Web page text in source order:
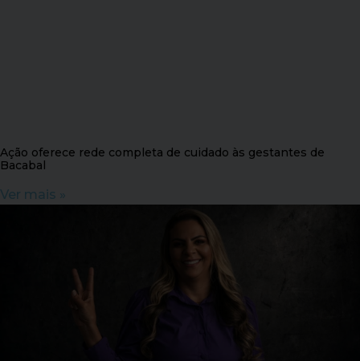
Ação oferece rede completa de cuidado às gestantes de
Bacabal
Ver mais »